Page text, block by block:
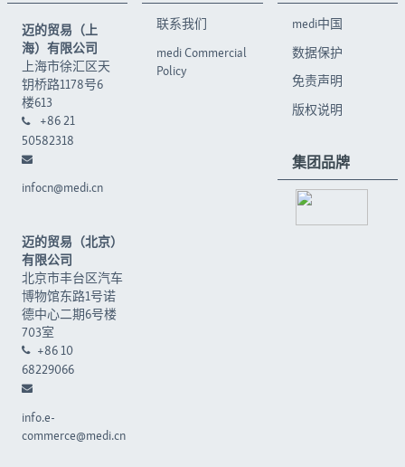
迈的贸易（上
海）有限公司
上海市徐汇区天
钥桥路1178号6
楼613
+86 21
50582318
infocn@medi.cn
迈的贸易（北京）
有限公司
北京市丰台区汽车
博物馆东路1号诺
德中心二期6号楼
703室
+86 10
68229066
info.e-
commerce@medi.cn
联系我们
medi Commercial
Policy
medi中国
数据保护
免责声明
版权说明
集团品牌